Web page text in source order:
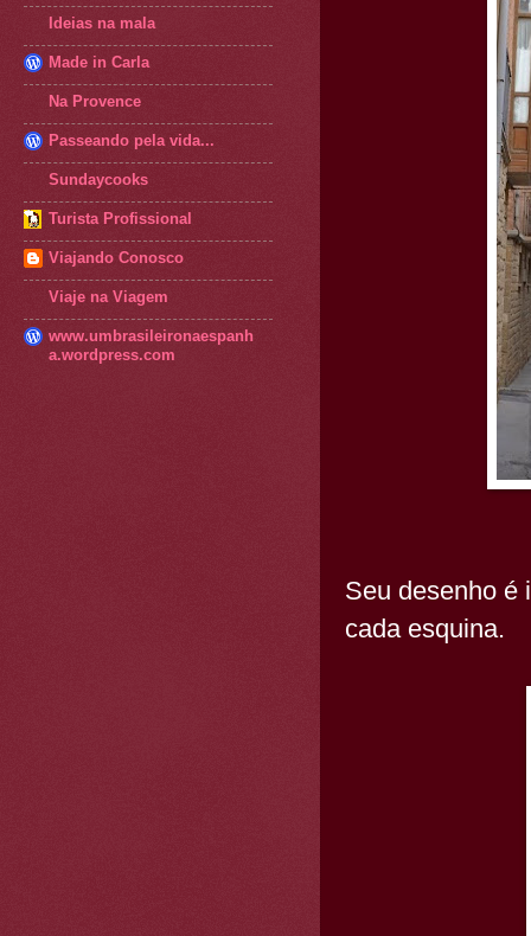
Seu desenho é
cada esquina.
Ideias na mala
Made in Carla
Na Provence
Passeando pela vida...
Sundaycooks
Turista Profissional
Viajando Conosco
Viaje na Viagem
www.umbrasileironaespanh
a.wordpress.com